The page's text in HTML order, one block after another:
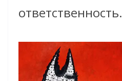
ответственность.